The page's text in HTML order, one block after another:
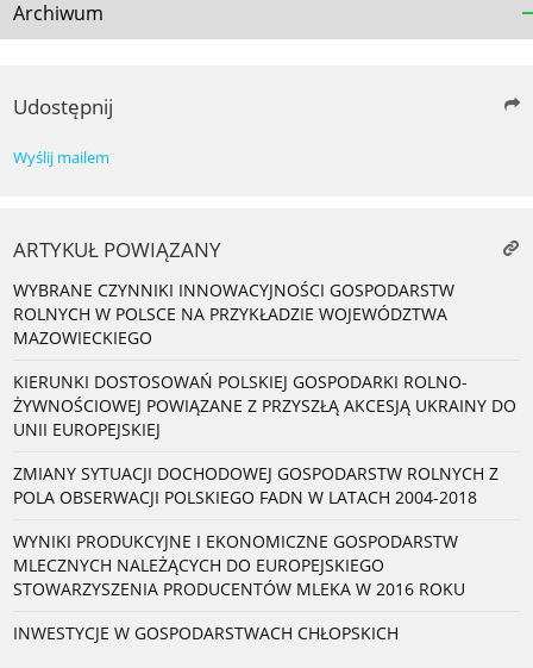
Archiwum
Udostępnij
Wyślij mailem
ARTYKUŁ POWIĄZANY
WYBRANE CZYNNIKI INNOWACYJNOŚCI GOSPODARSTW
ROLNYCH W POLSCE NA PRZYKŁADZIE WOJEWÓDZTWA
MAZOWIECKIEGO
KIERUNKI DOSTOSOWAŃ POLSKIEJ GOSPODARKI ROLNO-
ŻYWNOŚCIOWEJ POWIĄZANE Z PRZYSZŁĄ AKCESJĄ UKRAINY DO
UNII EUROPEJSKIEJ
ZMIANY SYTUACJI DOCHODOWEJ GOSPODARSTW ROLNYCH Z
POLA OBSERWACJI POLSKIEGO FADN W LATACH 2004-2018
WYNIKI PRODUKCYJNE I EKONOMICZNE GOSPODARSTW
MLECZNYCH NALEŻĄCYCH DO EUROPEJSKIEGO
STOWARZYSZENIA PRODUCENTÓW MLEKA W 2016 ROKU
INWESTYCJE W GOSPODARSTWACH CHŁOPSKICH